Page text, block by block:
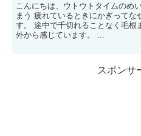
こんにちは、ウトウトタイムのめ
まう 疲れているときにかぎってな
す。 途中で千切れることなく毛根
外から感じています。 ...
スポンサ